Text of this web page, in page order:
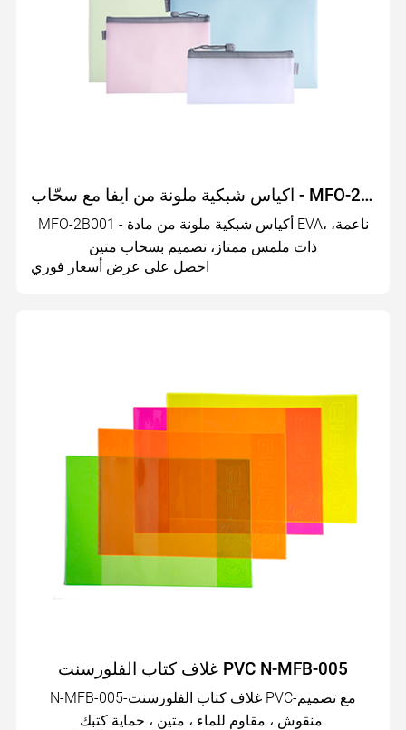
اكياس شبكية ملونة من ايفا مع سحّاب - MFO-2B001
MFO-2B001 - أكياس شبكية ملونة من مادة EVA، ناعمة،
ذات ملمس ممتاز، تصميم بسحاب متين
احصل على عرض أسعار فوري
غلاف كتاب الفلورسنت PVC N-MFB-005
N-MFB-005-غلاف كتاب الفلورسنت PVC-مع تصميم
منقوش ، مقاوم للماء ، متين ، حماية كتبك.